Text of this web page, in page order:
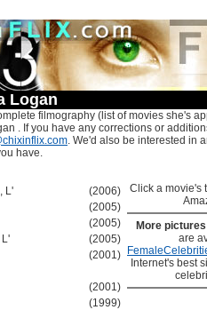
Logan
filmography (list of movies she's
. If you have any corrections or
. We'd also be interested in
have.
L'
(2006)
(2005)
(2005)
L'
(2005)
(2001)
(2001)
(1999)
Click a movie's
More
are
Internet's best